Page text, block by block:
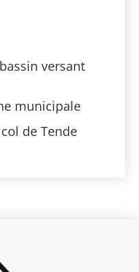
versant
municipale
de Tende